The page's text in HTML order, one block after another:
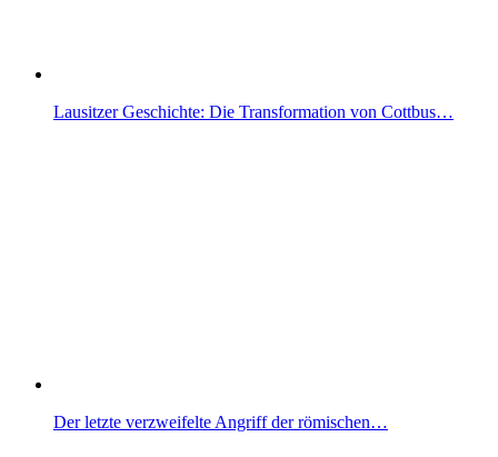
Lausitzer Geschichte: Die Transformation von Cottbus…
Der letzte verzweifelte Angriff der römischen…